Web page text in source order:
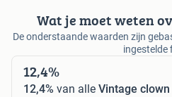
Wat je moet weten
De onderstaande waarden zijn
ingestelde
12,4%
12,4% van alle Vintage clown